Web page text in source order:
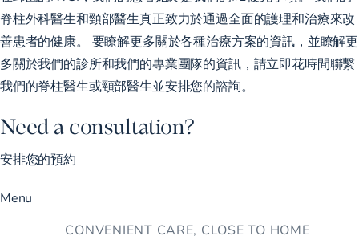
脊柱外科醫生和頸部醫生真正致力於通過全面的護理和治療來改
善患者的健康。 要瞭解更多關於各種治療方案的資訊，並瞭解更
多關於我們的診所和我們的專業團隊的資訊，請立即花時間聯繫
我們的脊柱醫生或頸部醫生並安排您的諮詢。
Need a consultation?
安排您的預約
Menu
CONVENIENT CARE, CLOSE TO HOME